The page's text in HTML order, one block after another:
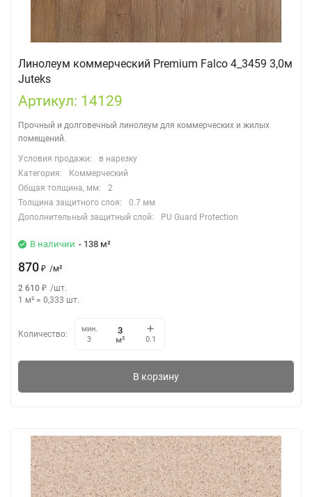
Линолеум коммерческий Premium Falco 4_3459 3,0м
Juteks
Артикул: 14129
Прочный и долговечный линолеум для коммерческих и жилых
помещений.
Условия продажи:
в нарезку
Категория:
Коммерческий
Общая толщина, мм:
2
Толщина защитного слоя:
0.7 мм
Дополнительный защитный слой:
PU Guard Protection
В наличии - 138 м²
870 ₽ /м²
2 610 ₽ /шт.
1 м² = 0,333 шт.
Количество:
мин.
3
м² 0.1
В корзину